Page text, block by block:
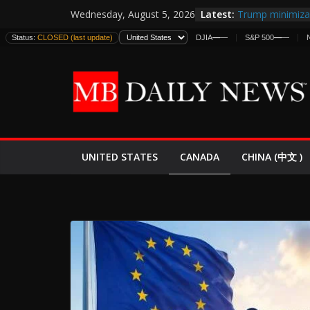
to
content
Wednesday, August 5, 2026 Latest: Trump
España y
El Mercado de
EE.UU. Lanza
Status: CLOSED (last update) DJIA—— S&P 500——
UNITED STATES CANADA CHINA (中文 )